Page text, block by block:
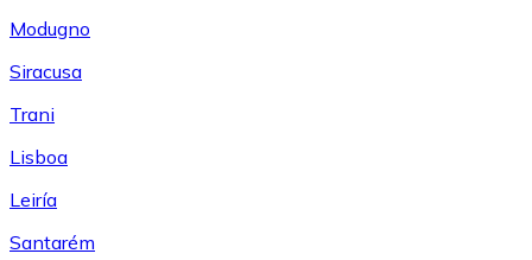
Modugno
Siracusa
Trani
Lisboa
Leiría
Santarém